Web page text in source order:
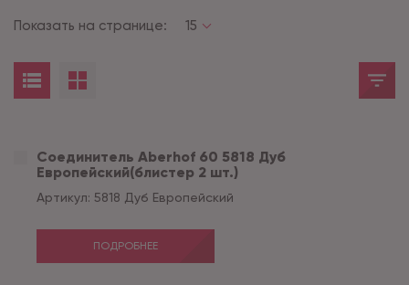
Показать на странице: 15
Соединитель Aberhof 60 5818 Дуб
Европейский(блистер 2 шт.)
Артикул: 5818 Дуб Европейский
ПОДРОБНЕЕ